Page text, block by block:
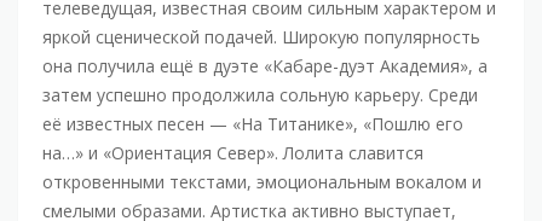
телеведущая, известная своим сильным характером и
яркой сценической подачей. Широкую популярность
она получила ещё в дуэте «Кабаре-дуэт Академия», а
затем успешно продолжила сольную карьеру. Среди
её известных песен — «На Титанике», «Пошлю его
на…» и «Ориентация Север». Лолита славится
откровенными текстами, эмоциональным вокалом и
смелыми образами. Артистка активно выступает,